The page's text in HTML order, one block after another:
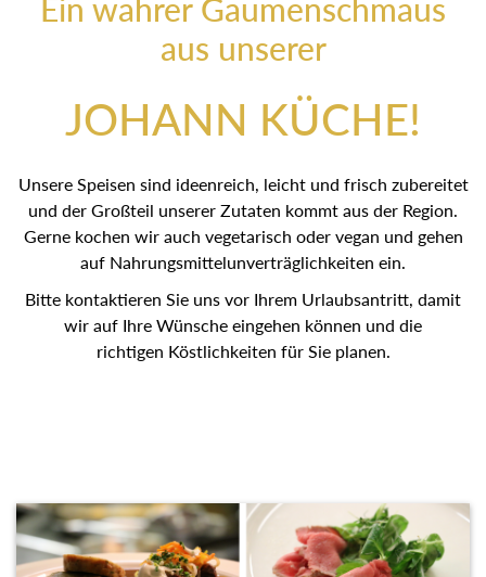
Ein wahrer Gaumenschmaus
aus unserer
JOHANN KÜCHE!
Unsere Speisen sind ideenreich, leicht und frisch zubereitet
und der Großteil unserer Zutaten kommt aus der Region.
Gerne kochen wir auch vegetarisch oder vegan und gehen
auf Nahrungsmittelunverträglichkeiten ein.
Bitte kontaktieren Sie uns vor Ihrem Urlaubsantritt, damit
wir auf Ihre Wünsche eingehen können und die
richtigen Köstlichkeiten für Sie planen.